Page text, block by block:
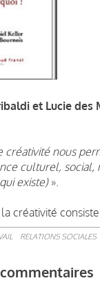
et Lucie des
créativité nous
culturel, social,
existe)».
créativité
RELATIONS SOCIALES